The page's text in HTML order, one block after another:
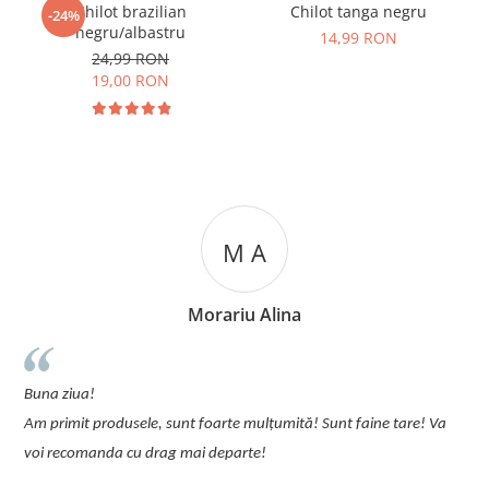
-24%Chilot brazilian
negru/albastru
24,99 RON
19,00 RON
Chilot tanga negru
14,99 RON
M A
Morariu Alina
Buna ziua!
Am primit produsele, sunt foarte mulțumită! Sunt faine tare! Va
voi recomanda cu drag mai departe!